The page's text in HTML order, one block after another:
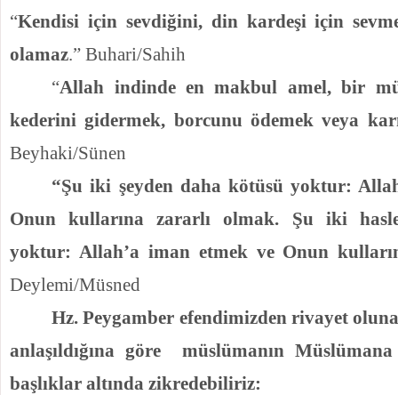
“Kendisi için sevdiğini, din kardeşi için
olamaz.” Buhari/Sahih
“Allah indinde en makbul amel, bir
kederini gidermek, borcunu ödemek veya
Beyhaki/Sünen
“Şu iki şeyden daha kötüsü yoktur:
Onun kullarına zararlı olmak. Şu iki
yoktur: Allah’a iman etmek ve Onun
Deylemi/Müsned
Hz. Peygamber efendimizden rivayet
anlaşıldığına göre
müslümanın
başlıklar altında zikredebiliriz: